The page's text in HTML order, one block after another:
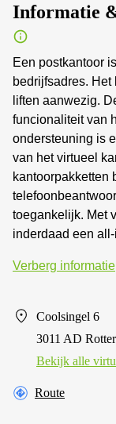
Informatie
Een postkantoor
bedrijfsadres. Het
liften aanwezig.
funcionaliteit van
ondersteuning is
van het virtueel
kantoorpakketten
toegankelijk. Met
inderdaad een
Verberg informatie
Coolsingel 6
3011 AD
Bekijk alle
Route